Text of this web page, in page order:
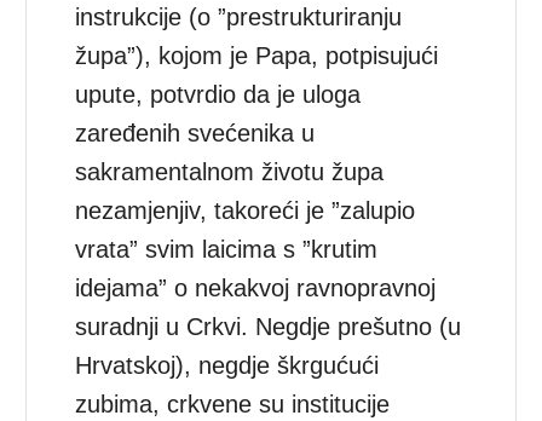
instrukcije (o ”prestrukturiranju
župa”), kojom je Papa, potpisujući
upute, potvrdio da je uloga
zaređenih svećenika u
sakramentalnom životu župa
nezamjenjiv, takoreći je ”zalupio
vrata” svim laicima s ”krutim
idejama” o nekakvoj ravnopravnoj
suradnji u Crkvi. Negdje prešutno (u
Hrvatskoj), negdje škrgućući
zubima, crkvene su institucije